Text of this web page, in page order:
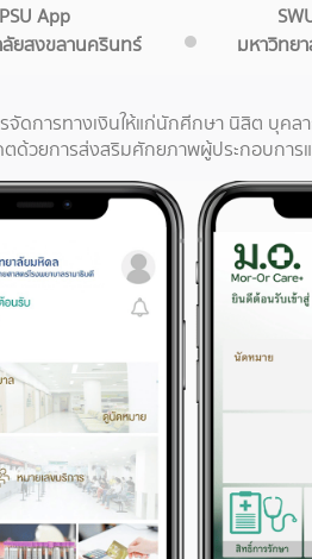
PSU App
ยสงขลานครินทร์
มหาวิทย
การทางเงินให้แก่นักศีกษา นิสิต บุค
ด้วยการส่งสริมศักยภาพผู้ประกอบการ